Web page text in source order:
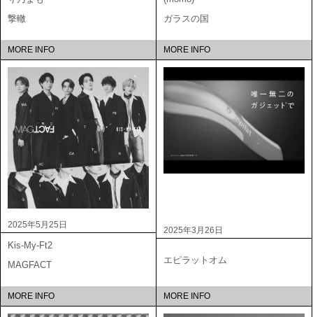
撃轍
MORE INFO
ガラスの国
MORE INFO
2025年5月25日
Kis-My-Ft2
MAGFACT
MORE INFO
2025年3月26日
エピラットオム
MORE INFO